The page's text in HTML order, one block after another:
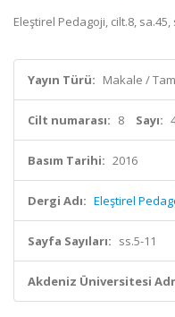
Eleştirel Pedagoji, cilt.8,
Yayın Türü: Makale /
Cilt numarası: 8 Sayı:
Basım Tarihi: 2016
Dergi Adı: Eleştirel
Sayfa Sayıları: ss.5-11
Akdeniz Üniversitesi